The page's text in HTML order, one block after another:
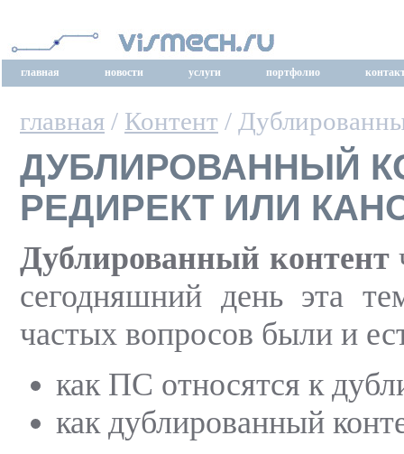
главная новости услуги портфолио
главная / Контент /
ДУБЛИРОВАННЫЙ
РЕДИРЕКТ ИЛИ
Дублированный контент
сегодняшний день эта
частых вопросов были и
как ПС относятся к
как дублированный